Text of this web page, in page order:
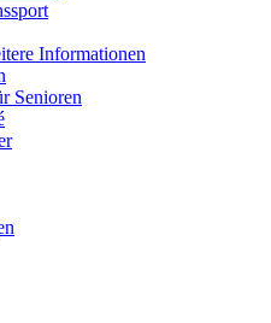
Informationen
Senioren